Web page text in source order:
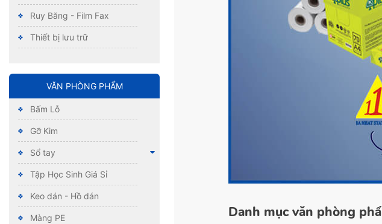
Ruy Băng - Film Fax
Thiết bị lưu trữ
VĂN PHÒNG PHẨM
Bấm Lỗ
Gỡ Kim
Sổ tay
Tập Học Sinh Giá Sỉ
Keo dán - Hồ dán
Màng PE Danh mục văn phòng